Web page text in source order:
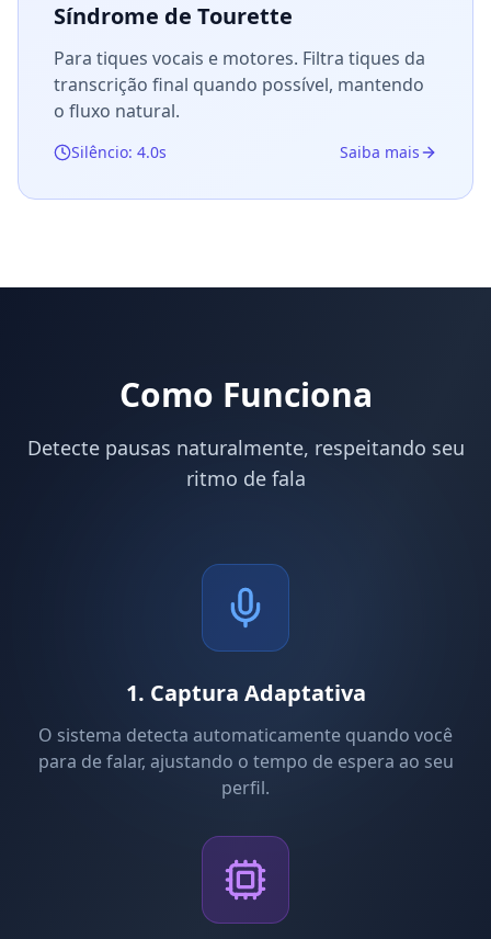
Síndrome de Tourette
Para tiques vocais e motores. Filtra tiques da
transcrição final quando possível, mantendo
o fluxo natural.
Silêncio: 4.0s Saiba mais
Como Funciona
Detecte pausas naturalmente, respeitando seu
ritmo de fala
1. Captura Adaptativa
O sistema detecta automaticamente quando você
para de falar, ajustando o tempo de espera ao seu
perfil.